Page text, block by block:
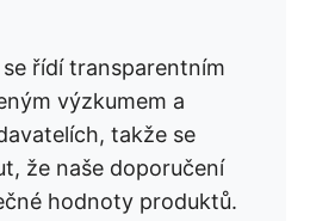
řídí transparentním
výzkumem a
takže se
že naše doporučení
hodnoty produktů.